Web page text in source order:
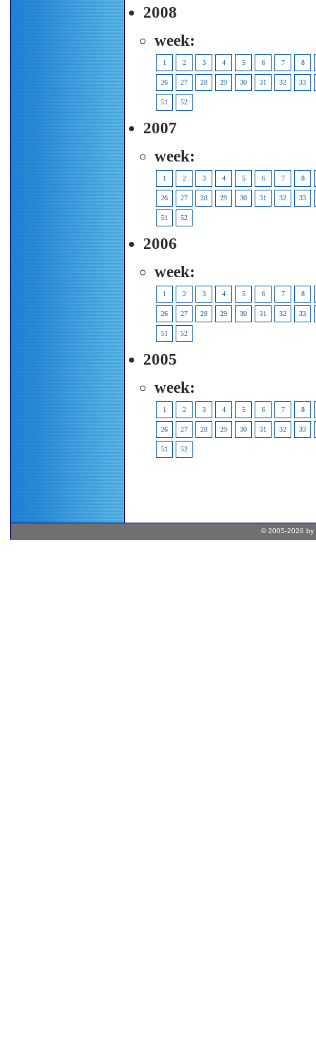
2008
week:
1 2 3 4 5 6 7 8
26 27 28 29 30 31 32 33
51 52
2007
week:
1 2 3 4 5 6 7 8
26 27 28 29 30 31 32 33
51 52
2006
week:
1 2 3 4 5 6 7 8
26 27 28 29 30 31 32 33
51 52
2005
week:
1 2 3 4 5 6 7 8
26 27 28 29 30 31 32 33
51 52
© 2005-2026 by